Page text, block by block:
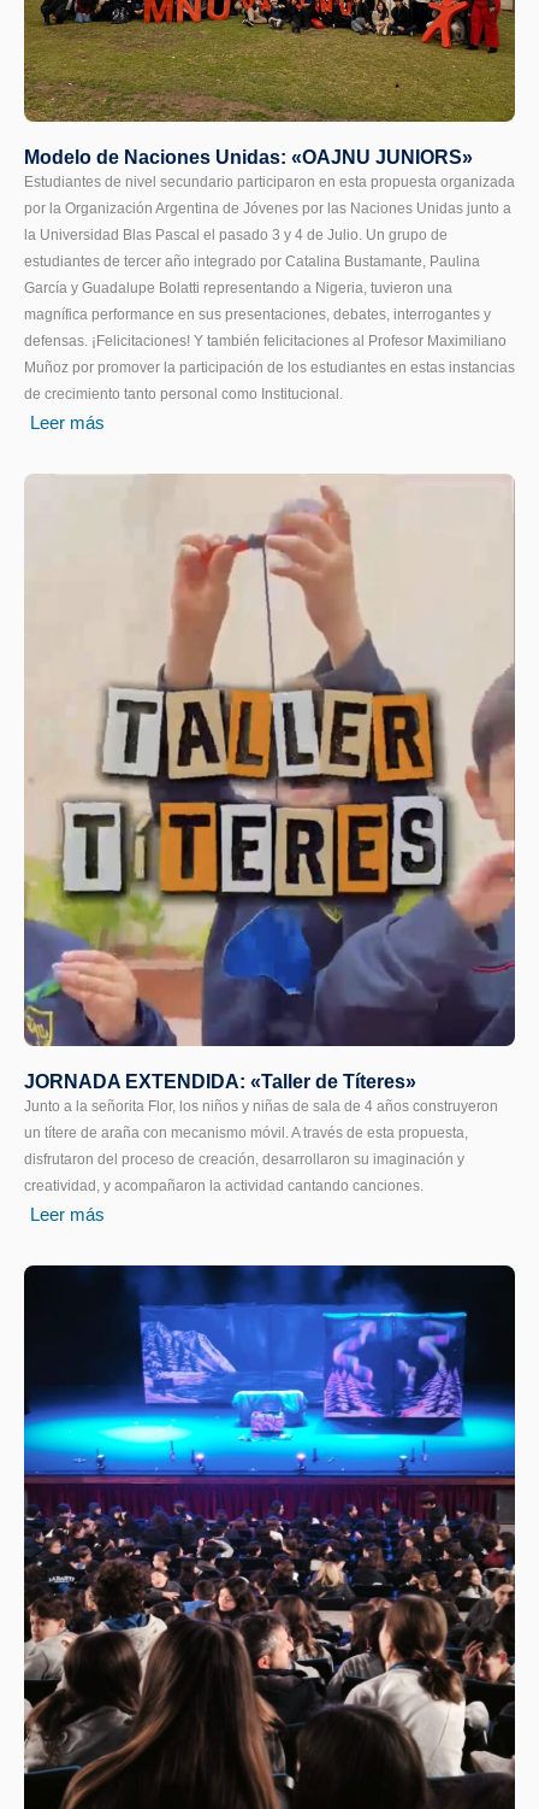
Modelo de Naciones Unidas: «OAJNU JUNIORS»
Estudiantes de nivel secundario participaron en esta propuesta organizada
por la Organización Argentina de Jóvenes por las Naciones Unidas junto a
la Universidad Blas Pascal el pasado 3 y 4 de Julio. Un grupo de
estudiantes de tercer año integrado por Catalina Bustamante, Paulina
García y Guadalupe Bolatti representando a Nigeria, tuvieron una
magnífica performance en sus presentaciones, debates, interrogantes y
defensas. ¡Felicitaciones! Y también felicitaciones al Profesor Maximiliano
Muñoz por promover la participación de los estudiantes en estas instancias
de crecimiento tanto personal como Institucional.
Leer más
JORNADA EXTENDIDA: «Taller de Títeres»
Junto a la señorita Flor, los niños y niñas de sala de 4 años construyeron
un títere de araña con mecanismo móvil. A través de esta propuesta,
disfrutaron del proceso de creación, desarrollaron su imaginación y
creatividad, y acompañaron la actividad cantando canciones.
Leer más